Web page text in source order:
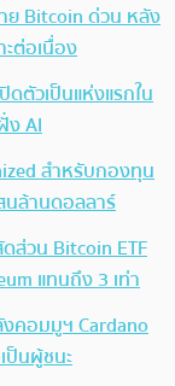
ย Bitcoin ด่วน หลัง
ะต่อเนื่อง
ดตัวเป็นแห่งแรกใน
ง AI
สำหรับกองทุน
นล้านดอลลาร์
วน Bitcoin ETF
แทนถึง 3 เท่า
คอมมูฯ Cardano
ป็นผู้ชนะ